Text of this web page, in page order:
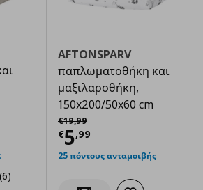
€ 9,99
(6)
AFTONSPARV
παπλωματοθήκη και
μαξιλαροθήκη,
150x200/50x60 cm
€19,99
Αρχική τιμή
€5,99
Τρέχουσα
25 πόντους ανταμοιβής